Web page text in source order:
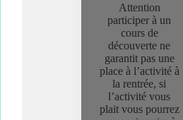
Attention
participer à un
cours de
découverte ne
garantit pas une
place à l’activité à
la rentrée, si
l’activité vous
plait vous pourrez